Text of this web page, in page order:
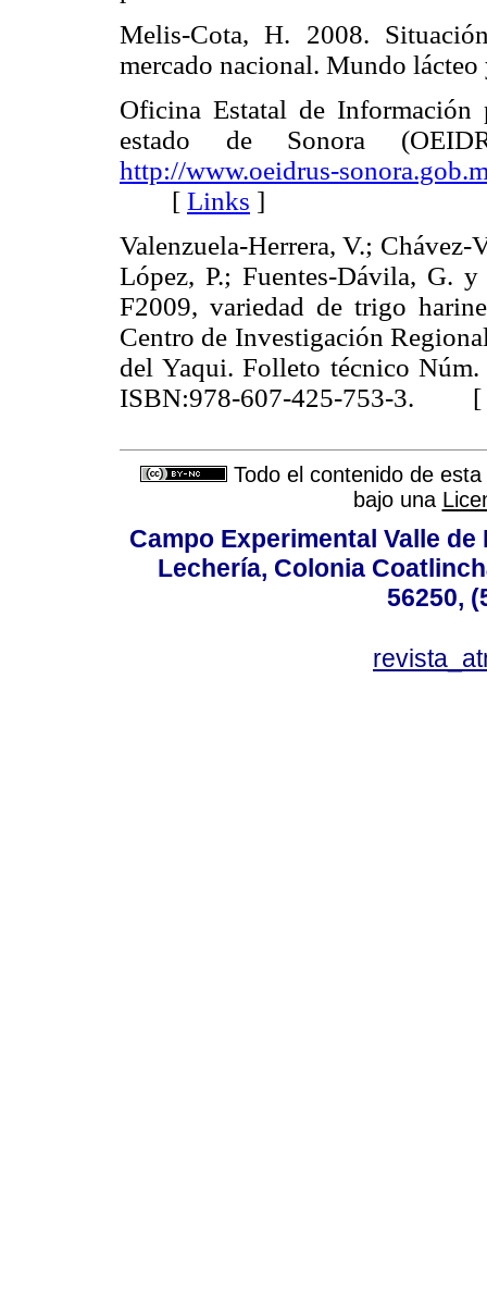
Melis-Cota, H. 2008.
mercado nacional. Mundo
Oficina Estatal de Información
estado de Sonora
http://www.oeidrus-
[ Links ]
Valenzuela-Herrera, V.;
López, P.; Fuentes-Dávila, G.
F2009, variedad de trigo
Centro de Investigación
del Yaqui. Folleto técnico
ISBN:978-607-425-753-3. [
Todo el contenido de
bajo una
Campo Experimental Valle
Lechería, Colonia
56250,